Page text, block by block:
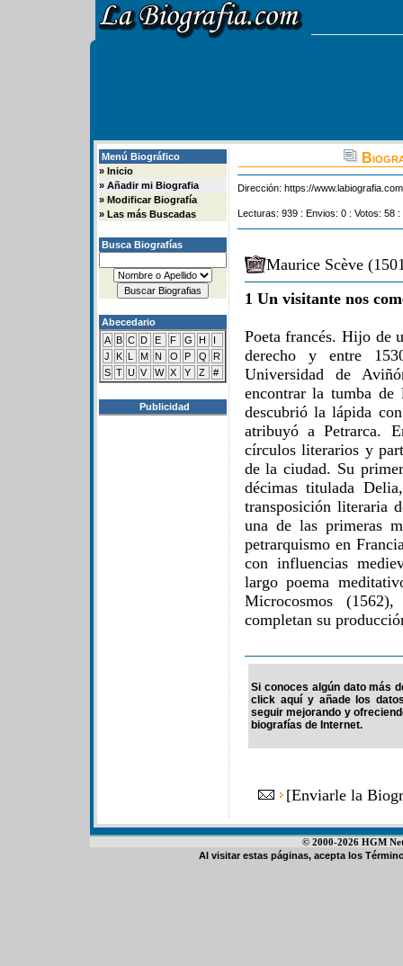
Menú Biográfico
» Inicio
» Añadir mi Biografia
» Modificar Biografía
» Las más Buscadas
Busca Biografías
Abecedario
A B C D E F G H
I
J
K L M N O P Q
R
S T U V W X Y Z #
Publicidad
Dirección: https://
Lecturas: 939 : Envios: 0 : Votos: 58
Maurice Scève
1 Un visitante nos
Poeta francés. Hijo de
derecho y entre
Universidad de
encontrar la tumba
descubrió la lápida
atribuyó a Petrarca.
círculos literarios y
de la ciudad. Su
décimas titulada
transposición literaria
una de las primeras
petrarquismo en
con influencias
largo poema
Microcosmos
completan su
Si conoces algún dato más
click aquí y añade los
seguir mejorando y
biografías de Internet.
[Enviarle la
© 2000-2026 HGM
Al visitar estas páginas, acepta los